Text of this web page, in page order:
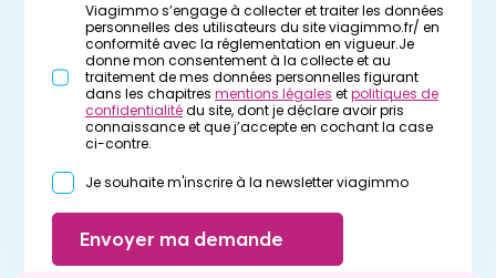
Viagimmo s’engage à collecter et traiter les données
personnelles des utilisateurs du site viagimmo.fr/ en
conformité avec la réglementation en vigueur.Je
donne mon consentement à la collecte et au
traitement de mes données personnelles figurant
dans les chapitres mentions légales etpolitiques de
confidentialitédu site, dont je déclare avoir pris
connaissance et que j’accepte en cochant la case
ci-contre.
Je souhaite m'inscrire à la newsletter viagimmo
Envoyer ma demande